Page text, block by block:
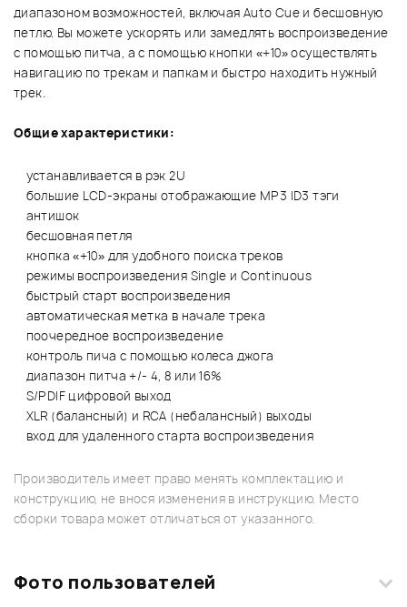
диапазоном возможностей, включая Auto Cue и бесшовную
петлю. Вы можете ускорять или замедлять воспроизведение
с помощью питча, а с помощью кнопки «+10» осуществлять
навигацию по трекам и папкам и быстро находить нужный
трек.
Общие характеристики:
устанавливается в рэк 2U
большие LCD-экраны отображающие MP3 ID3 тэги
антишок
бесшовная петля
кнопка «+10» для удобного поиска треков
режимы воспроизведения Single и Continuous
быстрый старт воспроизведения
автоматическая метка в начале трека
поочередное воспроизведение
контроль пича с помощью колеса джога
диапазон питча +/- 4, 8 или 16%
S/PDIF цифровой выход
XLR (балансный) и RCA (небалансный) выходы
вход для удаленного старта воспроизведения
Производитель имеет право менять комплектацию и
конструкцию, не внося изменения в инструкцию. Место
сборки товара может отличаться от указанного.
Фото пользователей